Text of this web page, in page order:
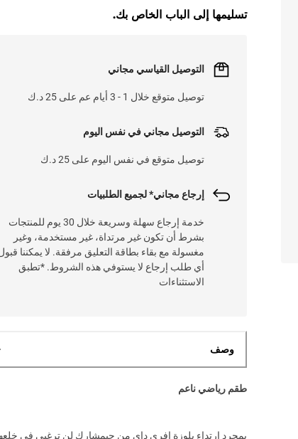
تسليمها إلى الباب الخاص بك.
التوصيل القياسي مجاني
توصيل متوقع خلال 1 - 3 أيام عم على 25 د.ك
التوصيل مجاني في نفس اليوم
توصيل متوقع في نفس اليوم على 25 د.ك
إرجاع مجاني* لجميع الطلبيات
خدمة إرجاع سهلة وسريعة خلال 30 يوم للمنتجات
بشرط أن تكون غير مرتداة، غير مستخدمة، وغير
مغسولة مع بقاء بطاقة التعليق مرفقة. لا يمكننا
أي طلب إرجاع لا يستوفي هذه الشروط. *تطبق
الاستثناءات
وصف
طقم رياضي ناعم
بمجرد ارتداء بلوزة افري داي من جيمشارك لن ترغبي في